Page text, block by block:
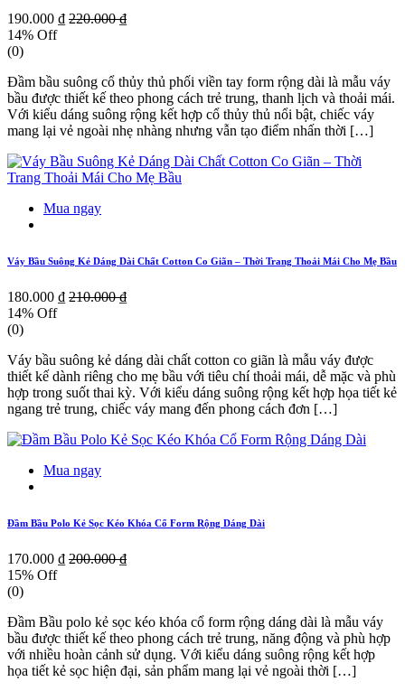
190.000 ₫ 220.000 ₫
14% Off
(0)
Đầm bầu suông cổ thủy thủ phối viền tay form rộng dài là mẫu váy
bầu được thiết kế theo phong cách trẻ trung, thanh lịch và thoải mái.
Với kiểu dáng suông rộng kết hợp cổ thủy thủ nổi bật, chiếc váy
mang lại vẻ ngoài nhẹ nhàng nhưng vẫn tạo điểm nhấn thời […]
Mua ngay
Váy Bầu Suông Kẻ Dáng Dài Chất Cotton Co Giãn – Thời Trang Thoải Mái Cho Mẹ Bầu
180.000 ₫ 210.000 ₫
14% Off
(0)
Váy bầu suông kẻ dáng dài chất cotton co giãn là mẫu váy được
thiết kế dành riêng cho mẹ bầu với tiêu chí thoải mái, dễ mặc và phù
hợp trong suốt thai kỳ. Với kiểu dáng suông rộng kết hợp họa tiết kẻ
ngang trẻ trung, chiếc váy mang đến phong cách đơn […]
Mua ngay
Đầm Bầu Polo Kẻ Sọc Kéo Khóa Cổ Form Rộng Dáng Dài
170.000 ₫ 200.000 ₫
15% Off
(0)
Đầm Bầu polo kẻ sọc kéo khóa cổ form rộng dáng dài là mẫu váy
bầu được thiết kế theo phong cách trẻ trung, năng động và phù hợp
với nhiều hoàn cảnh sử dụng. Với kiểu dáng suông rộng kết hợp
họa tiết kẻ sọc hiện đại, sản phẩm mang lại vẻ ngoài thời […]